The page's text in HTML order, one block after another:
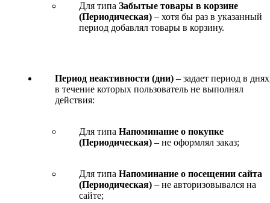
Для типа Забытые товары в корзине
(Периодическая) – хотя бы раз в указанный
период добавлял товары в корзину.
Период неактивности (дни) – задает период в
в течение которых пользователь не выполнял
действия:
Для типа Напоминание о покупке
(Периодическая) – не оформлял заказ;
Для типа Напоминание о посещении сайта
(Периодическая) – не авторизовывался на
сайте;